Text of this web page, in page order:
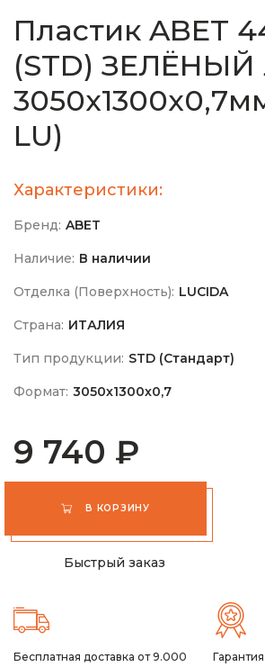
Пластик ABET
(STD)
LU)
Характеристики:
Бренд: ABET
Наличие: В наличии
Отделка (Поверхность): LUCIDA
Страна: ИТАЛИЯ
Тип продукции: STD (Стандарт)
Формат: 3050х1300х0,7
9 740 ₽
В КОРЗИНУ
Быстрый заказ
Бесплатная доставка от 9.000